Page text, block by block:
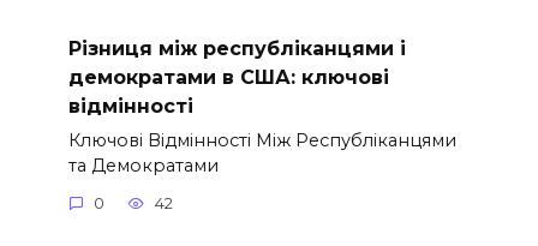
Різниця між республіканцями і
демократами в США: ключові
відмінності
Ключові Відмінності Між Республіканцями
та Демократами
0 42